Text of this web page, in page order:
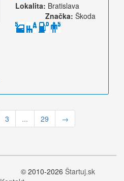
Lokalita: Bratislava
Značka: Škoda
3 ... 29 →
© 2010-2026 Štartuj.sk